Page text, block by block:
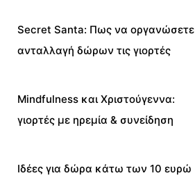
Secret Santa: Πως να οργανώσετε
ανταλλαγή δώρων τις γιορτές
Mindfulness και Χριστούγεννα:
γιορτές με ηρεμία & συνείδηση
Ιδέες για δώρα κάτω των 10 ευρώ